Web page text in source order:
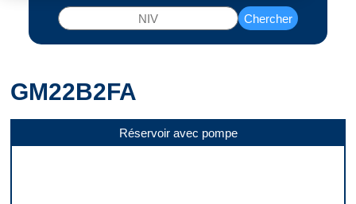
Chercher
GM22B2FA
Réservoir avec pompe